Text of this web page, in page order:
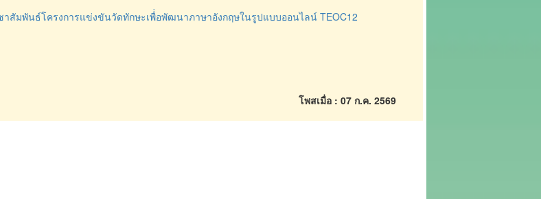
าสัมพันธ์โครงการแข่งขันวัดทักษะเพื่่อพัฒนาภาษาอังกฤษในรูปแบบออนไลน์ TEOC12
โพสเมื่อ : 07 ก.ค. 2569